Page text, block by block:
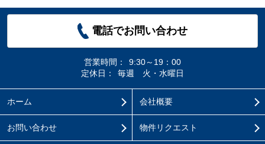
電話でお問い合わせ
営業時間：
9:30～19：00
定休日：
毎週 火・水曜日
ホーム 会社概要
お問い合わせ 物件リクエスト